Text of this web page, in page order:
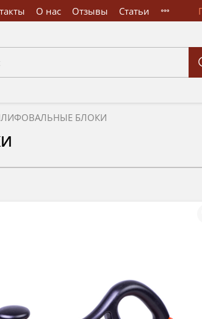
О нас Отзывы Статьи
БЛОКИ